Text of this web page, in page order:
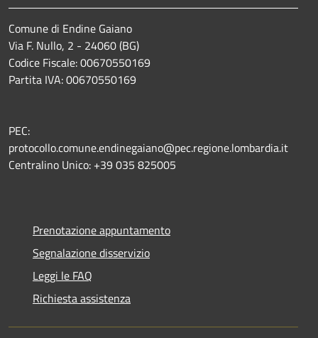
Comune di Endine Gaiano
Via F. Nullo, 2 - 24060 (BG)
Codice Fiscale: 00670550169
Partita IVA: 00670550169
PEC:
protocollo.comune.endinegaiano@pec.regione.lombardia.it
Centralino Unico: +39 035 825005
Prenotazione appuntamento
Segnalazione disservizio
Leggi le FAQ
Richiesta assistenza